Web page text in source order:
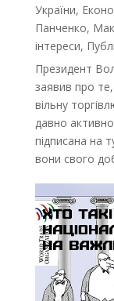
України,
Панченко,
інтереси,
​Президент
заявив про
вільну
давно
підписана на
вони свого